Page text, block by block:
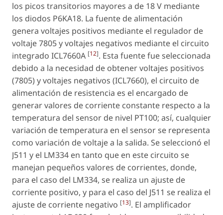
los picos transitorios mayores a de 18 V mediante
los diodos P6KA18. La fuente de alimentación
genera voltajes positivos mediante el regulador de
voltaje 7805 y voltajes negativos mediante el circuito
integrado ICL7660A [12]. Esta fuente fue seleccionada
debido a la necesidad de obtener voltajes positivos
(7805) y voltajes negativos (ICL7660), el circuito de
alimentación de resistencia es el encargado de
generar valores de corriente constante respecto a la
temperatura del sensor de nivel PT100; así, cualquier
variación de temperatura en el sensor se representa
como variación de voltaje a la salida. Se seleccionó el
J511 y el LM334 en tanto que en este circuito se
manejan pequeños valores de corrientes, donde,
para el caso del LM334, se realiza un ajuste de
corriente positivo, y para el caso del J511 se realiza el
ajuste de corriente negativo [13]. El amplificador